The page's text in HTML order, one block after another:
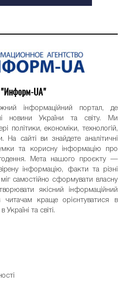
"Информ-UA"
інформаційний портал, де
новини України та світу. Ми
політики, економіки, технологій,
На сайті ви знайдете аналітичні
та корисну інформацію про
Мета нашого проєкту —
інформацію, факти та різні
самостійно сформувати власну
якісний інформаційний
читачам краще орієнтуватися в
та світі.